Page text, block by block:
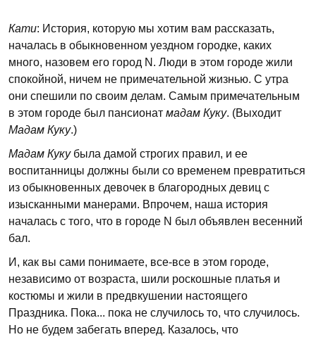
Кати: История, которую мы хотим вам рассказать,
началась в обыкновенном уездном городке, каких
много, назовем его город N. Люди в этом городе жили
спокойной, ничем не примечательной жизнью. С утра
они спешили по своим делам. Самым примечательным
в этом городе был пансионат мадам Куку. (Выходит
Мадам Куку.)
Мадам Кукубыла дамой строгих правил, и ее
воспитанницы должны были со временем превратиться
из обыкновенных девочек в благородных девиц с
изысканными манерами. Впрочем, наша история
началась с того, что в городе N был объявлен весенний
бал.
И, как вы сами понимаете, все-все в этом городе,
независимо от возраста, шили роскошные платья и
костюмы и жили в предвкушении настоящего
Праздника. Пока... пока не случилось то, что случилось.
Но не будем забегать вперед. Казалось, что